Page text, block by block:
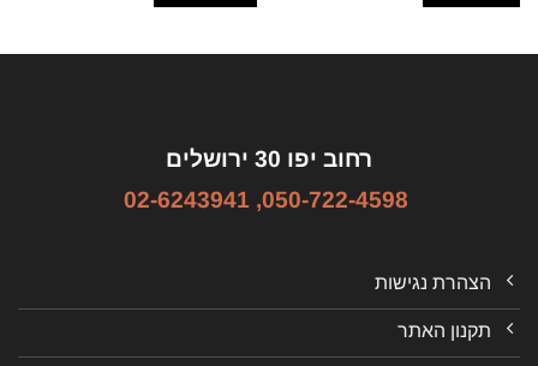
רחוב יפו 30 ירושלים
050-722-4598
,
02-6243941
הצהרת נגישות
תקנון האתר